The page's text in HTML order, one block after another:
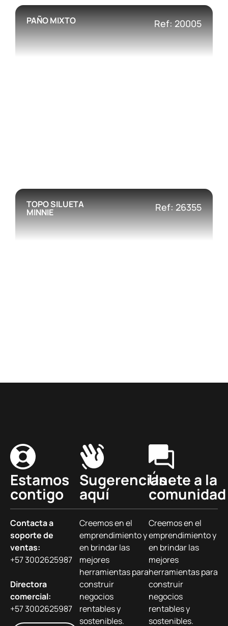
PAÑO MIXTO Ref: 20005
TOPO SILUETA
MINNIE Ref: 26355
Estamos
contigo
Contacta a
soporte de
ventas:
+57 3002625987
Directora
comercial:
+57 3002625987
Sugerencias
aquí
Creemos en el
emprendimiento y
en brindar las
mejores
herramientas para
construir
negocios
rentables y
sostenibles.
Únete a la
comunidad
Creemos en el
emprendimiento y
en brindar las
mejores
herramientas para
construir
negocios
rentables y
sostenibles.